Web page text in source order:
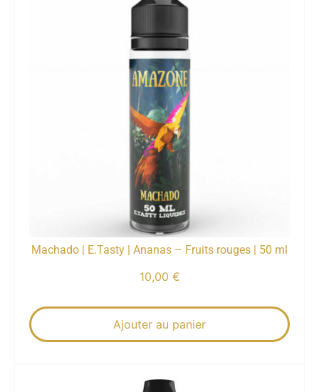
Machado | E.Tasty | Ananas – Fruits rouges | 50 ml
10,00 €
Ajouter au panier